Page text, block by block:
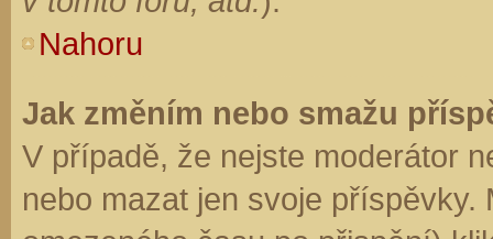
Nahoru
Jak změním nebo smažu
V případě, že nejste moderátor
nebo mazat jen svoje